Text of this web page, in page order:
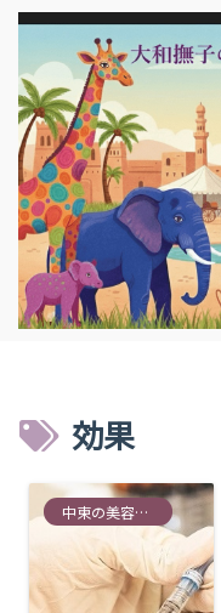
効果
中東の美容情報